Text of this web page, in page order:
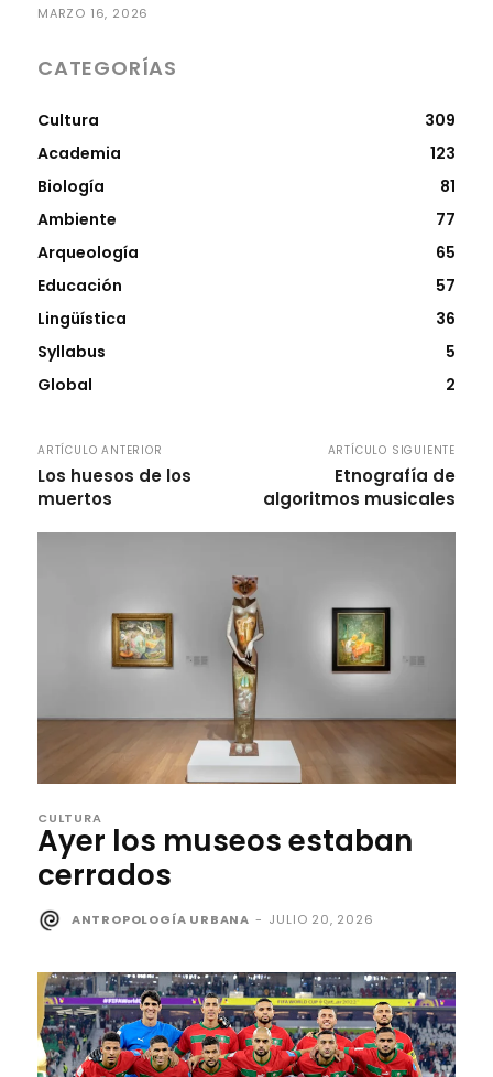
MARZO 16, 2026
CATEGORÍAS
Cultura
309
Academia
123
Biología
81
Ambiente
77
Arqueología
65
Educación
57
Lingüística
36
Syllabus
5
Global
2
ARTÍCULO ANTERIOR
Los huesos de los
muertos
ARTÍCULO SIGUIENTE
Etnografía de
algoritmos musicales
CULTURA
Ayer los museos estaban
cerrados
ANTROPOLOGÍA URBANA - JULIO 20, 2026